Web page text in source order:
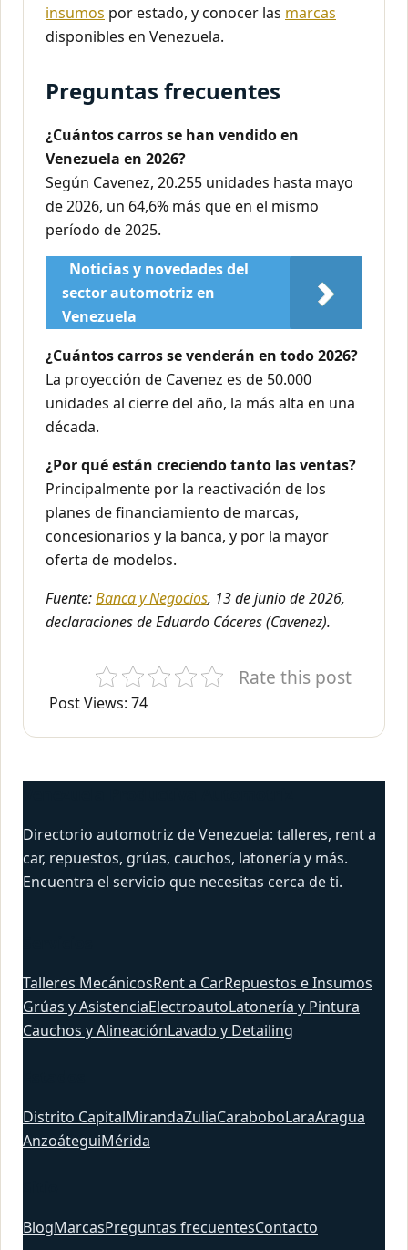
insumos por estado, y conocer las marcas
disponibles en Venezuela.
Preguntas frecuentes
¿Cuántos carros se han vendido en
Venezuela en 2026?
Según Cavenez, 20.255 unidades hasta mayo
de 2026, un 64,6% más que en el mismo
período de 2025.
Noticias y novedades del
sector automotriz en
Venezuela
¿Cuántos carros se venderán en todo 2026?
La proyección de Cavenez es de 50.000
unidades al cierre del año, la más alta en una
década.
¿Por qué están creciendo tanto las ventas?
Principalmente por la reactivación de los
planes de financiamiento de marcas,
concesionarios y la banca, y por la mayor
oferta de modelos.
Fuente:Banca y Negocios, 13 de junio de 2026,
declaraciones de Eduardo Cáceres (Cavenez).
Rate this post
Post Views: 74
Directorio automotriz de Venezuela: talleres, rent a
car, repuestos, grúas, cauchos, latonería y más.
Encuentra el servicio que necesitas cerca de ti.
Talleres MecánicosRent a CarRepuestos e Insumos
Grúas y AsistenciaElectroautoLatonería y Pintura
Cauchos y AlineaciónLavado y Detailing
Distrito CapitalMirandaZuliaCaraboboLaraAragua
AnzoáteguiMérida
BlogMarcasPreguntas frecuentesContacto